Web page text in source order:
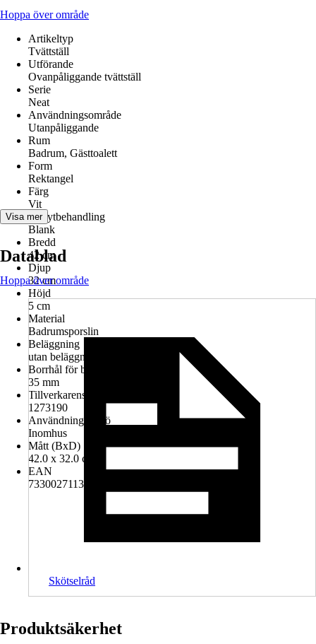
Hoppa över område
Artikeltyp
Tvättställ
Utförande
Ovanpåliggande tvättställ
Serie
Neat
Användningsområde
Utanpåliggande
Rum
Badrum, Gästtoalett
Form
Rektangel
Färg
Vit
Yta/ytbehandling
Blank
Bredd
42 cm
Djup
32 cm
Höjd
5 cm
Material
Badrumsporslin
Beläggning
utan beläggning
Borrhål för blandare
35 mm
Tillverkarens artikelnummer
1273190
Användningsmiljö
Inomhus
Mått (BxD)
42.0 x 32.0 cm
EAN
7330027113630
Visa mer
Datablad
Hoppa över område
Skötselråd
Produktsäkerhet